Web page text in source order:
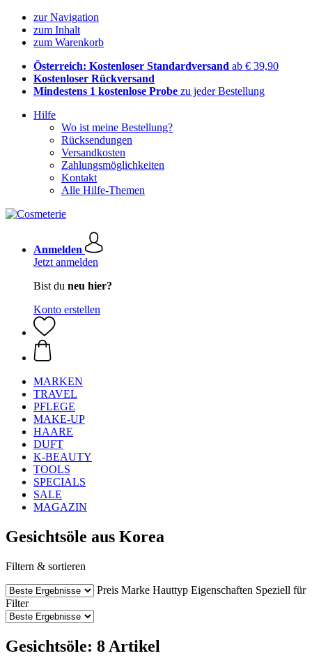
zur Navigation
zum Inhalt
zum Warenkorb
Österreich: Kostenloser Standardversand ab € 39,90
Kostenloser Rückversand
Mindestens 1 kostenlose Probe zu jeder Bestellung
Hilfe
Wo ist meine Bestellung?
Rücksendungen
Versandkosten
Zahlungsmöglichkeiten
Kontakt
Alle Hilfe-Themen
Anmelden
Jetzt anmelden
Bist du neu hier?
Konto erstellen
MARKEN
TRAVEL
PFLEGE
MAKE-UP
HAARE
DUFT
K-BEAUTY
TOOLS
SPECIALS
SALE
MAGAZIN
Gesichtsöle aus Korea
Filtern & sortieren
Preis Marke Hauttyp Eigenschaften Speziell für
Filter
Gesichtsöle: 8 Artikel